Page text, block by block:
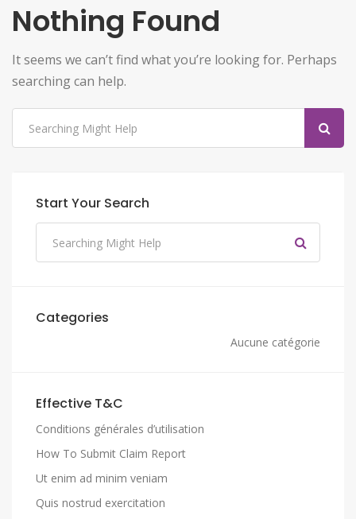
Nothing Found
It seems we can’t find what you’re looking for. Perhaps
searching can help.
Start Your Search
Categories
Aucune catégorie
Effective T&C
Conditions générales d’utilisation
How To Submit Claim Report
Ut enim ad minim veniam
Quis nostrud exercitation